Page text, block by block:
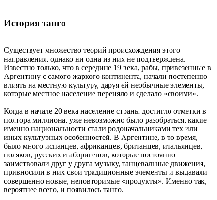
История танго
Существует множество теорий происхождения этого
направления, однако ни одна из них не подтверждена.
Известно только, что в середине 19 века, рабы, привезенные в
Аргентину с самого жаркого континента, начали постепенно
влиять на местную культуру, даруя ей необычные элементы,
которые местное население переняло и сделало «своими».
Когда в начале 20 века население страны достигло отметки в
полтора миллиона, уже невозможно было разобраться, какие
именно национальности стали родоначальниками тех или
иных культурных особенностей. В Аргентине, в то время,
было много испанцев, африканцев, британцев, итальянцев,
поляков, русских и аборигенов, которые постоянно
заимствовали друг у друга музыку, танцевальные движения,
привносили в них свои традиционные элементы и выдавали
совершенно новые, неповторимые «продукты». Именно так,
вероятнее всего, и появилось танго.